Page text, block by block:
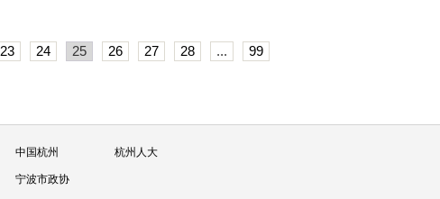
23 24 25 26 27 28 ... 99
中国杭州 杭州人大
宁波市政协